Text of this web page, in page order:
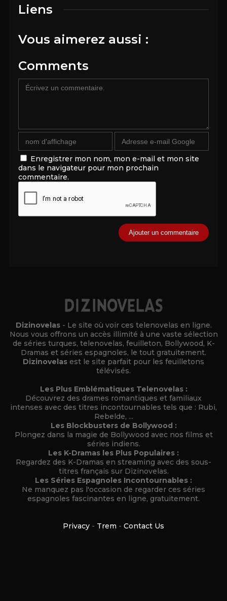
Liens
Vous aimerez aussi :
Comments
Enregistrer mon nom, mon e-mail et mon site
dans le navigateur pour mon prochain
commentaire.
Dizinovelas - Le site où voir ces telenovelas en ligne.
Nous vous offrons un accès illimité à une vaste sélection
de séries turques, telenovelas, feuilleton, Bollywood, K-
Dramas et séries espagnoles, le tout gratuitement.
Dizinovelas est le site parfait pour les feuilletons
télévisés.
Les Plus Emblématiques Telenovelas :
Découvrez des drames romantiques et familiaux
intenses avec des titres incontournables tels que : Rubi,
Rebelde, ...
Les Blockbusters de Bollywood :
Plongez dans la magie de Bollywood avec nos films et
séries indiens.
Les K-Dramas les Plus Populaires :
Regardez des K-Dramas en streaming avec des sous-
titres français sur Dizinovelas.
Les Séries Espagnoles Incontournables :
Ne manquez pas l'occasion de regarder ces séries
espagnoles fascinantes en ligne, gratuitement.
Privacy - Trem - Contact Us